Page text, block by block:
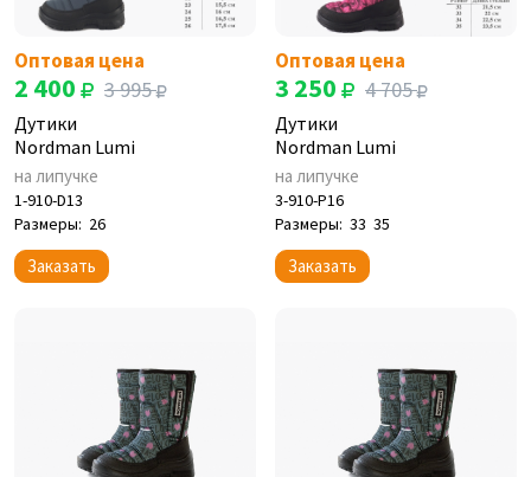
Оптовая цена
2 400 3 995
Дутики
Nordman Lumi
на липучке
1-910-D13
Размеры: 26
Заказать
Оптовая цена
3 250 4 705
Дутики
Nordman Lumi
на липучке
3-910-P16
Размеры: 33 35
Заказать